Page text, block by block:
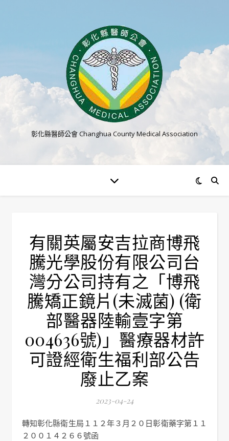
彰化縣醫師公會 Changhua County Medical Association
有關英屬安吉拉商博飛
騰光學股份有限公司台
灣分公司持有之「博飛
騰矯正鏡片(未滅菌) (衛
部醫器陸輸壹字第
004636號)」醫療器材許
可證經衛生福利部公告
廢止乙案
2023-04-24
轉知彰化縣衛生局１１２年３月２０日彰衛藥字第１１
２００１４２６６號函